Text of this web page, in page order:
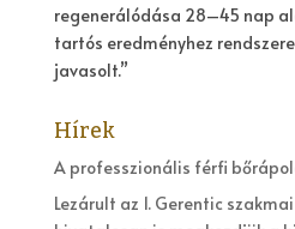
regenerálódása 28–45 nap
tartós eredményhez
javasolt.”
Hírek
A professzionális férfi
Lezárult az 1. Gerentic